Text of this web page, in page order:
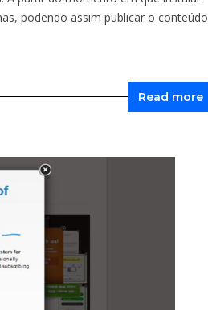
podendo assim publicar o conteúdo
Read more